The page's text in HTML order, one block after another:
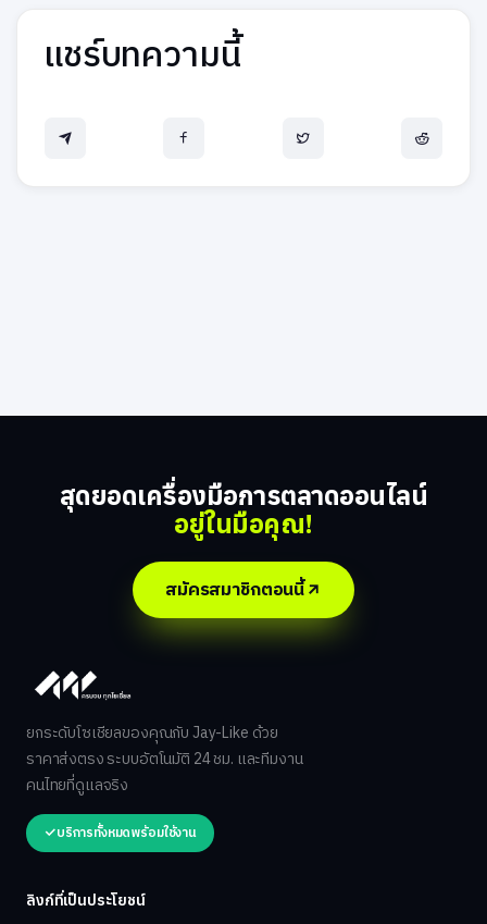
แชร์บทความนี้
สุดยอดเครื่องมือการตลาดออนไลน์
อยู่ในมือคุณ!
สมัครสมาชิกตอนนี้
ยกระดับโซเชียลของคุณกับ Jay-Like ด้วย
ราคาส่งตรง ระบบอัตโนมัติ 24 ชม. และทีมงาน
คนไทยที่ดูแลจริง
บริการทั้งหมดพร้อมใช้งาน
ลิงก์ที่เป็นประโยชน์